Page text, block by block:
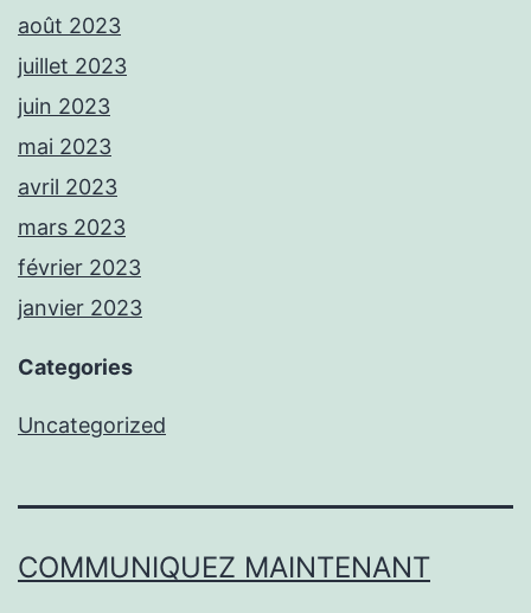
août 2023
juillet 2023
juin 2023
mai 2023
avril 2023
mars 2023
février 2023
janvier 2023
Categories
Uncategorized
COMMUNIQUEZ MAINTENANT